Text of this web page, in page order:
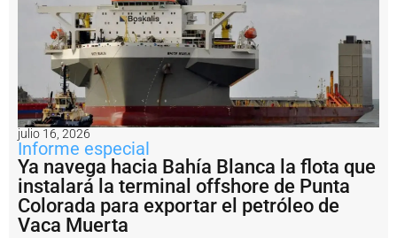
p
r
o
p
i
o
s
m
e
d
julio 16, 2026
Informe especial
Ya navega hacia Bahía Blanca la flota que
instalará la terminal offshore de Punta
Colorada para exportar el petróleo de
Vaca Muerta